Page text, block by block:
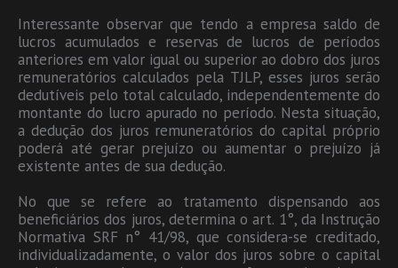
Interessante observar que tendo a empresa saldo de
lucros acumulados e reservas de lucros de períodos
anteriores em valor igual ou superior ao dobro dos juros
remuneratórios calculados pela TJLP, esses juros serão
dedutíveis pelo total calculado, independentemente do
montante do lucro apurado no período. Nesta situação,
a dedução dos juros remuneratórios do capital próprio
poderá até gerar prejuízo ou aumentar o prejuízo já
existente antes de sua dedução.
No que se refere ao tratamento dispensando aos
beneficiários dos juros, determina o art. 1°, da Instrução
Normativa SRF n° 41/98, que considera-se creditado,
individualizadamente, o valor dos juros sobre o capital